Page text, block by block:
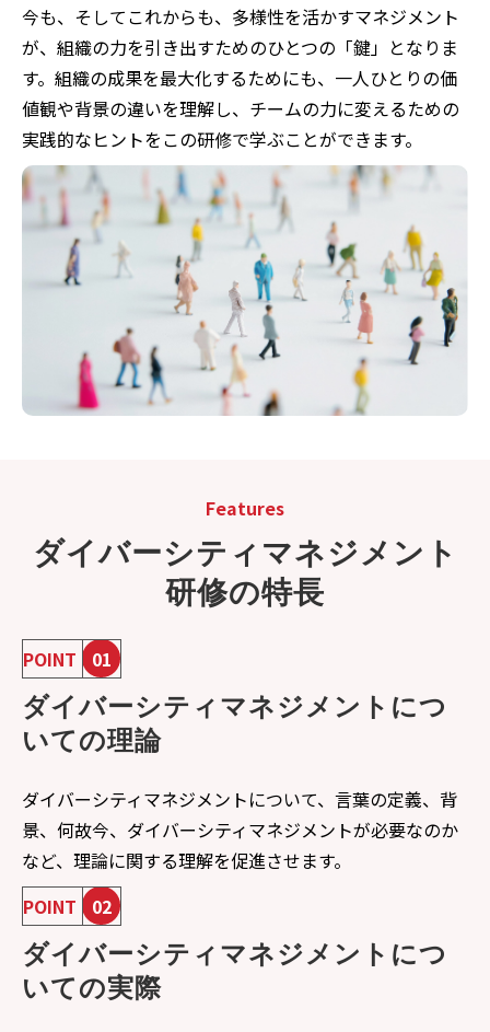
今も、そしてこれからも、多様性を活かすマネジメント
が、組織の力を引き出すためのひとつの「鍵」となりま
す。組織の成果を最大化するためにも、一人ひとりの価
値観や背景の違いを理解し、チームの力に変えるための
実践的なヒントをこの研修で学ぶことができます。
Features
ダイバーシティマネジメント
研修の特長
POINT 01
ダイバーシティマネジメントにつ
いての理論
ダイバーシティマネジメントについて、言葉の定義、背
景、何故今、ダイバーシティマネジメントが必要なのか
など、理論に関する理解を促進させます。
POINT
02
ダイバーシティマネジメントにつ
いての実際